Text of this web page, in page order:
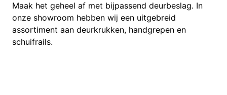
Maak het geheel af met bijpassend deurbeslag. In
onze showroom hebben wij een uitgebreid
assortiment aan deurkrukken, handgrepen en
schuifrails.